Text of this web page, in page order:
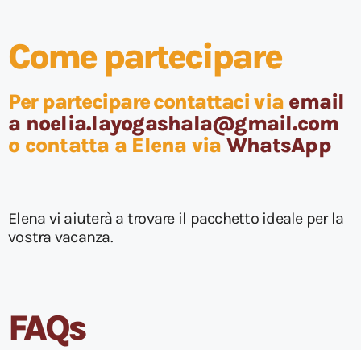
Come partecipare
Per parteciparecontattacivia email
a noelia.layogashala@gmail.com
o contatta a Elena via WhatsApp
Elena vi aiuterà a trovare il pacchetto ideale per la
vostra vacanza.
FAQs